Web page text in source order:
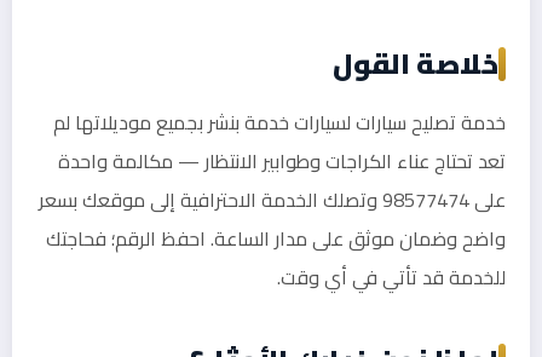
خلاصة القول
خدمة تصليح سيارات لسيارات خدمة بنشر بجميع موديلاتها لم
تعد تحتاج عناء الكراجات وطوابير الانتظار — مكالمة واحدة
على 98577474 وتصلك الخدمة الاحترافية إلى موقعك بسعر
واضح وضمان موثق على مدار الساعة. احفظ الرقم؛ فحاجتك
للخدمة قد تأتي في أي وقت.